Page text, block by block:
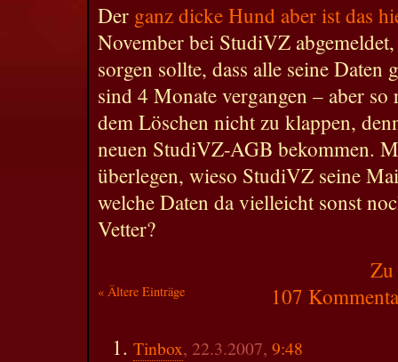
Der ganz dicke Hund aber ist das
November bei StudiVZ
sorgen sollte, dass alle seine Daten
sind 4 Monate vergangen – aber
dem Löschen nicht zu klappen,
neuen StudiVZ-AGB bekommen.
überlegen, wieso StudiVZ seine
welche Daten da vielleicht sonst
Vetter?
Zu
« Ältere Einträge 107
Tinbox, 22.3.2007, 9:48